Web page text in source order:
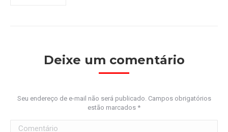
Deixe um comentário
Seu endereço de e-mail não será publicado. Campos obrigatórios
estão marcados *
Comentário